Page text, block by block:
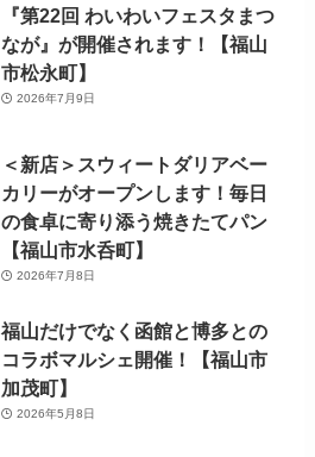
『第22回 わいわいフェスタまつ
なが』が開催されます！【福山
市松永町】
2026年7月9日
＜新店＞スウィートダリアベー
カリーがオープンします！毎日
の食卓に寄り添う焼きたてパン
【福山市水呑町】
2026年7月8日
福山だけでなく函館と博多との
コラボマルシェ開催！【福山市
加茂町】
2026年5月8日